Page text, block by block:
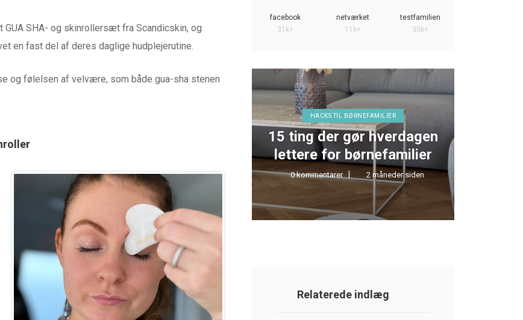
SHA- og skinrollersæt fra Scandicskin, og
en fast del af deres daglige hudplejerutine.
og følelsen af velvære, som både gua-sha stenen
facebook
31k+
netværket
11k+
testfamilien
35k+
0 kommentarer 4 måneder siden
HACKS TIL BØRNEFAMILIER
15 ting der gør hverdagen
lettere for børnefamilier
0 kommentarer 2 måneder siden
Relaterede indlæg